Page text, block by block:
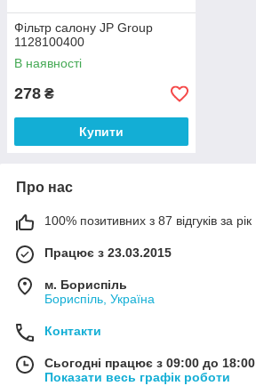
Фільтр салону JP Group
1128100400
В наявності
278 ₴
Купити
Про нас
100% позитивних з 87 відгуків за рік
Працює з 23.03.2015
м. Бориспіль
Бориспіль, Україна
Контакти
Сьогодні працює з 09:00 до 18:00
Показати весь графік роботи